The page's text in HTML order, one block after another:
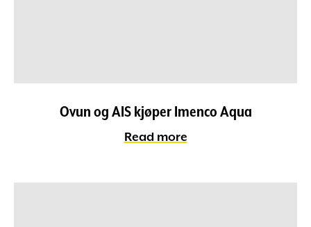
Ovun og AIS kjøper Imenco Aqua
Read more